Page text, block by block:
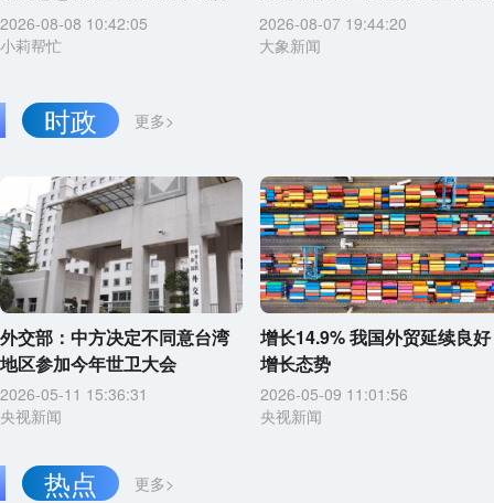
2026-08-08 10:42:05
小莉帮忙
2026-08-07 19:44:20
大象新闻
更多>
时政
外交部：中方决定不同意台湾
地区参加今年世卫大会
2026-05-11 15:36:31
央视新闻
增长14.9% 我国外贸延续良好
增长态势
2026-05-09 11:01:56
央视新闻
更多>
热点